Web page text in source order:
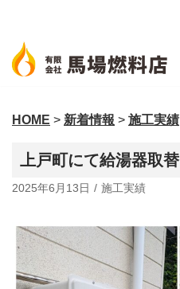
ン
テ
ン
へ
キ
ッ
HOME > 新着情報 > 施工実績
上戸町にて給湯器取替
2025年6月13日 施工実績